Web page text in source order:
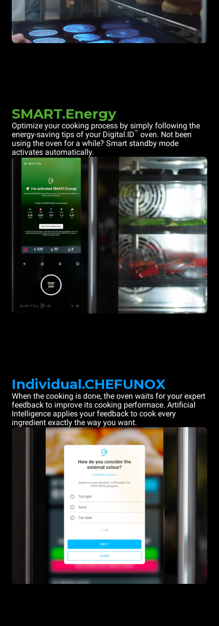
SMART.Energy
Optimize your cooking process by simply following the
energy-saving tips of your Digital.ID™ oven. Not been
using the oven for a while? Smart standby mode
activates automatically.
Individual.CHEFUNOX
When the cooking is done, the oven waits for your expert
feedback to improve its cooking performace. Artificial
Intelligence applies your feedback to cook every
ingredient exactly the way you want.